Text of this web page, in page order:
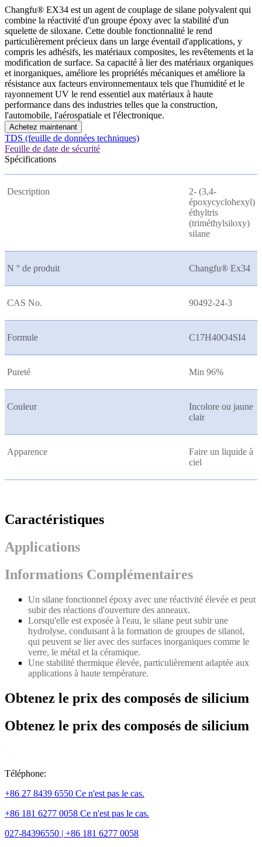
Changfu® EX34 est un agent de couplage de silane polyvalent qui
combine la réactivité d'un groupe époxy avec la stabilité d'un
squelette de siloxane. Cette double fonctionnalité le rend
particulièrement précieux dans un large éventail d'applications, y
compris les adhésifs, les matériaux composites, les revêtements et la
modification de surface. Sa capacité à lier des matériaux organiques
et inorganiques, améliore les propriétés mécaniques et améliore la
résistance aux facteurs environnementaux tels que l'humidité et le
rayonnement UV le rend essentiel aux matériaux à haute
performance dans des industries telles que la construction,
l'automobile, l'aérospatiale et l'électronique.
Achetez maintenant
TDS (feuille de données techniques)
Feuille de date de sécurité
Spécifications
Description
2- (3,4-
époxycyclohexyl)
éthyltris
(triméthylsiloxy)
silane
N ° de produit Changfu® Ex34
CAS No. 90492-24-3
Formule C17H40O4SI4
Pureté Min 96%
Couleur
Incolore ou jaune
clair
Apparence
Faire un liquide à
ciel
Caractéristiques
Applications
Informations Complémentaires
Un silane fonctionnel époxy avec une réactivité élevée et peut
subir des réactions d'ouverture des anneaux.
Lorsqu'elle est exposée à l'eau, le silane peut subir une
hydrolyse, conduisant à la formation de groupes de silanol,
qui peuvent se lier avec des surfaces inorganiques comme le
verre, le métal et la céramique.
Une stabilité thermique élevée, particulièrement adaptée aux
applications à haute température.
Obtenez le prix des composés de silicium
Obtenez le prix des composés de silicium
Téléphone:
+86 27 8439 6550 Ce n'est pas le cas.
+86 181 6277 0058 Ce n'est pas le cas.
027-84396550 | +86 181 6277 0058